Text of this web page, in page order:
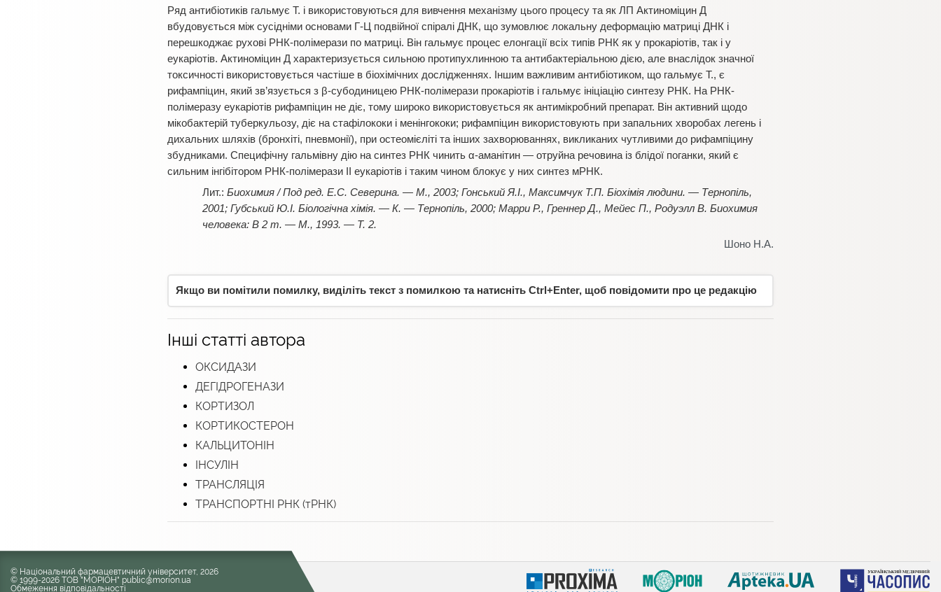
Ряд антибіотиків гальмує Т. і використовуються для вивчення механізму цього процесу та як ЛП Актиноміцин Д
вбудовується між сусідніми основами Г-Ц подвійної спіралі ДНК, що зумовлює локальну деформацію матриці ДНК і
перешкоджає рухові РНК-полімерази по матриці. Він гальмує процес елонгації всіх типів РНК як у прокаріотів, так і у
еукаріотів. Актиноміцин Д характеризується сильною протипухлинною та антибактеріальною дією, але внаслідок значної
токсичності використовується частіше в біохімічних дослідженнях. Іншим важливим антибіотиком, що гальмує Т., є
рифампіцин, який зв’язується з β-субодиницею РНК-полімерази прокаріотів і гальмує ініціацію синтезу РНК. На РНК-
полімеразу еукаріотів рифампіцин не діє, тому широко використовується як антимікробний препарат. Він активний щодо
мікобактерій туберкульозу, діє на стафілококи і менінгококи; рифампіцин використовують при запальних хворобах легень і
дихальних шляхів (бронхіті, пневмонії), при остеомієліті та інших захворюваннях, викликаних чутливими до рифампіцину
збудниками. Специфічну гальмівну дію на синтез РНК чинить α-аманітин — отруйна речовина із блідої поганки, який є
сильним інгібітором РНК-полімерази ІІ еукаріотів і таким чином блокує у них синтез мРНК.
Биохимия / Под ред. Е.С. Северина. — М., 2003; Гонський Я.І., Максимчук Т.П. Біохімія людини. — Тернопіль,
2001; Губський Ю.І. Біологічна хімія. — К. — Тернопіль, 2000; Марри Р., Греннер Д., Мейес П., Родуэлл В. Биохимия
человека: В 2 т. — М., 1993. — Т. 2.
Шоно Н.А.
Якщо ви помітили помилку, виділіть текст з помилкою та натисніть Ctrl+Enter, щоб повідомити про це редакцію
Інші статті автора
ОКСИДАЗИ
ДЕГІДРОГЕНАЗИ
КОРТИЗОЛ
КОРТИКОСТЕРОН
КАЛЬЦИТОНІН
ІНСУЛІН
ТРАНСЛЯЦІЯ
ТРАНСПОРТНІ РНК (тРНК)
© Національний фармацевтичний університет, 2026
© 1999-2026 ТОВ "МОРІОН" public@morion.ua
Обмеження відповідальності